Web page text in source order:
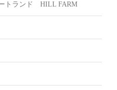
ートランド HILL FARM